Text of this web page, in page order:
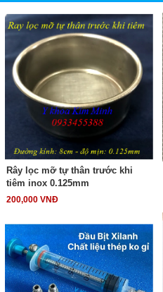
Rây lọc mỡ tự thân trước khi
tiêm inox 0.125mm
200,000 VNĐ